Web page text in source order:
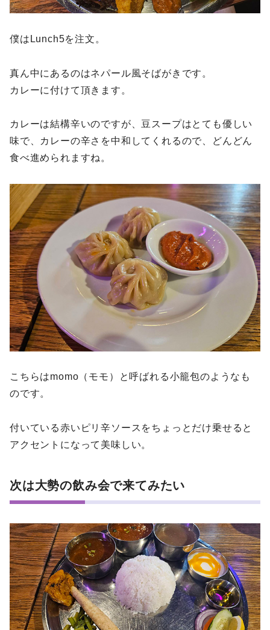
僕はLunch5を注文。
真ん中にあるのはネパール風そばがきです。
カレーに付けて頂きます。
カレーは結構辛いのですが、豆スープはとても優しい
味で、カレーの辛さを中和してくれるので、どんどん
食べ進められますね。
こちらはmomo（モモ）と呼ばれる小籠包のようなも
のです。
付いている赤いピリ辛ソースをちょっとだけ乗せると
アクセントになって美味しい。
次は大勢の飲み会で来てみたい